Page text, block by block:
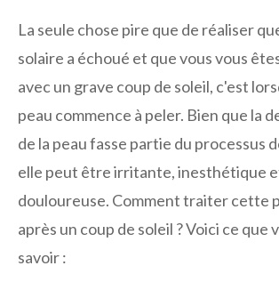
La seule chose pire que de réaliser
solaire a échoué et que vous vous
avec un grave coup de soleil, c'est
peau commence à peler. Bien que la
de la peau fasse partie du processus
elle peut être irritante, inesthétique
douloureuse. Comment traiter cette
après un coup de soleil ? Voici ce que
savoir :